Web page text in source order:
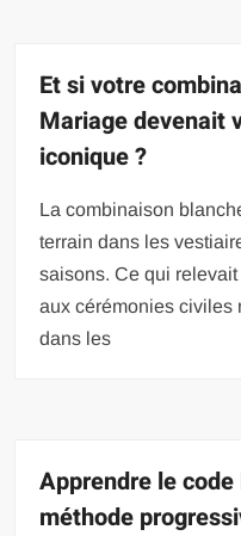
Et si votre
Mariage devenait
iconique ?
La combinaison
terrain dans les
saisons. Ce qui
aux cérémonies civiles
dans les
Apprendre le
méthode